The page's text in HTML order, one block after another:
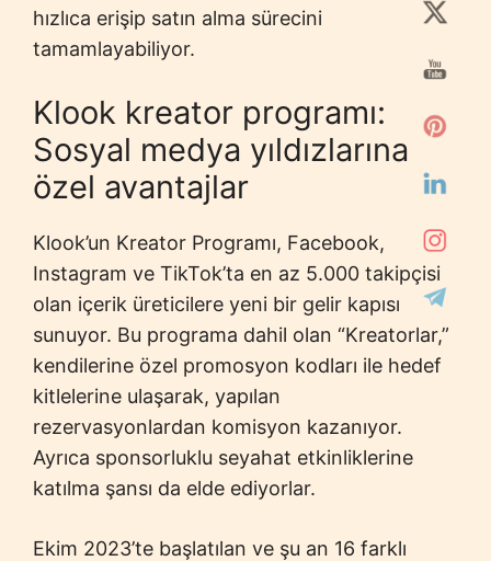
hızlıca erişip satın alma sürecini
tamamlayabiliyor.
Klook kreator programı:
Sosyal medya yıldızlarına
özel avantajlar
Klook’un Kreator Programı, Facebook,
Instagram ve TikTok’ta en az 5.000 takipçisi
olan içerik üreticilere yeni bir gelir kapısı
sunuyor. Bu programa dahil olan “Kreatorlar,”
kendilerine özel promosyon kodları ile hedef
kitlelerine ulaşarak, yapılan
rezervasyonlardan komisyon kazanıyor.
Ayrıca sponsorluklu seyahat etkinliklerine
katılma şansı da elde ediyorlar.
Ekim 2023’te başlatılan ve şu an 16 farklı